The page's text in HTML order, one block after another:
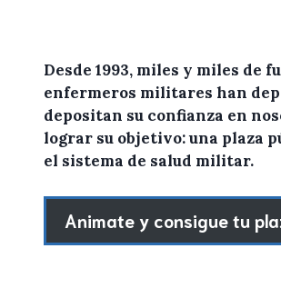
Desde 1993, miles y miles de
enfermeros militares han
depositan su confianza en
lograr su objetivo: una plaza
el sistema de salud militar.
Animate y consigue tu